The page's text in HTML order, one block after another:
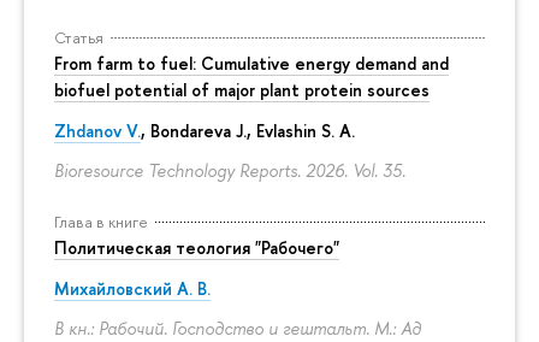
Статья
From farm to fuel: Cumulative energy demand and
biofuel potential of major plant protein sources
Zhdanov V., Bondareva J., Evlashin S. A.
Bioresource Technology Reports. 2026. Vol. 35.
Глава в книге
Политическая теология "Рабочего"
Михайловский А. В.
В кн.: Рабочий. Господство и гештальт. М.: Ад